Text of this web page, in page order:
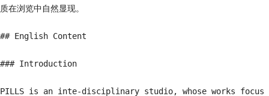
质在浏览中自然显现。
## English Content
### Introduction
PILLS is an inte-disciplinary studio, whose works focus